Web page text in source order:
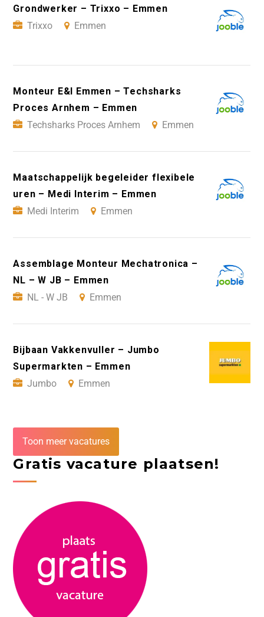
Grondwerker – Trixxo – Emmen
Trixxo
Emmen
Monteur E&I Emmen – Techsharks
Proces Arnhem – Emmen
Techsharks Proces Arnhem
Emmen
Maatschappelijk begeleider flexibele
uren – Medi Interim – Emmen
Medi Interim
Emmen
Assemblage Monteur Mechatronica –
NL – W JB – Emmen
NL - W JB
Emmen
Bijbaan Vakkenvuller – Jumbo
Supermarkten – Emmen
Jumbo
Emmen
Toon meer vacatures
Gratis vacature plaatsen!